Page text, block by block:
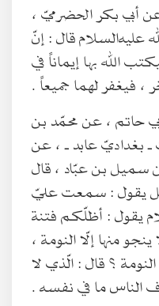
أبي بكر الحضرميّ ،
عليه‌السلام قال : إنّ
الله بها إيماناً في
، فيغفر لهما جميعاً .
حاتم ، عن محمّد بن
ـ بغداديّ عابد ـ ، عن
بن عبّاد ، قال
يقول : سمعت عليّ
يقول : أظلّكم فتنة
منها إلّا النومة ،
؟ قال : الّذي لا
الناس ما في نفسه .